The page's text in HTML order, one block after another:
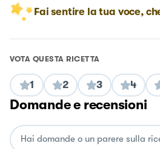
Fai sentire la tua voce,
VOTA QUESTA RICETTA
1 2 3 4
Domande e recensioni